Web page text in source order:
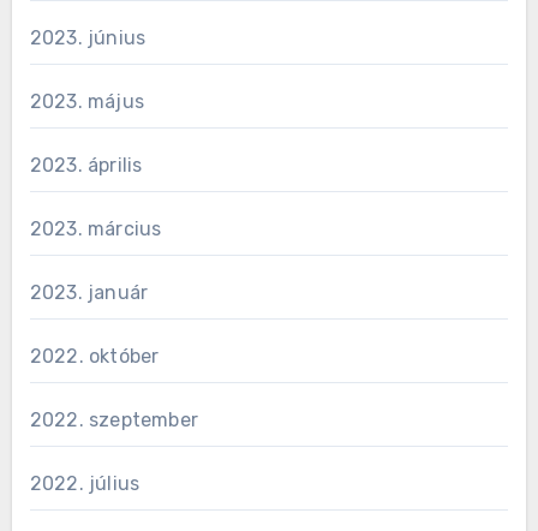
2023. június
2023. május
2023. április
2023. március
2023. január
2022. október
2022. szeptember
2022. július